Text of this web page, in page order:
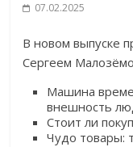
07.02.2025
В новом выпуске
Сергеем
Машина
внешность
Стоит ли
Чудо товары: